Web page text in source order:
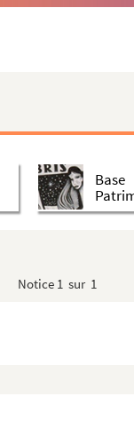
Base
Notice 1 sur 1